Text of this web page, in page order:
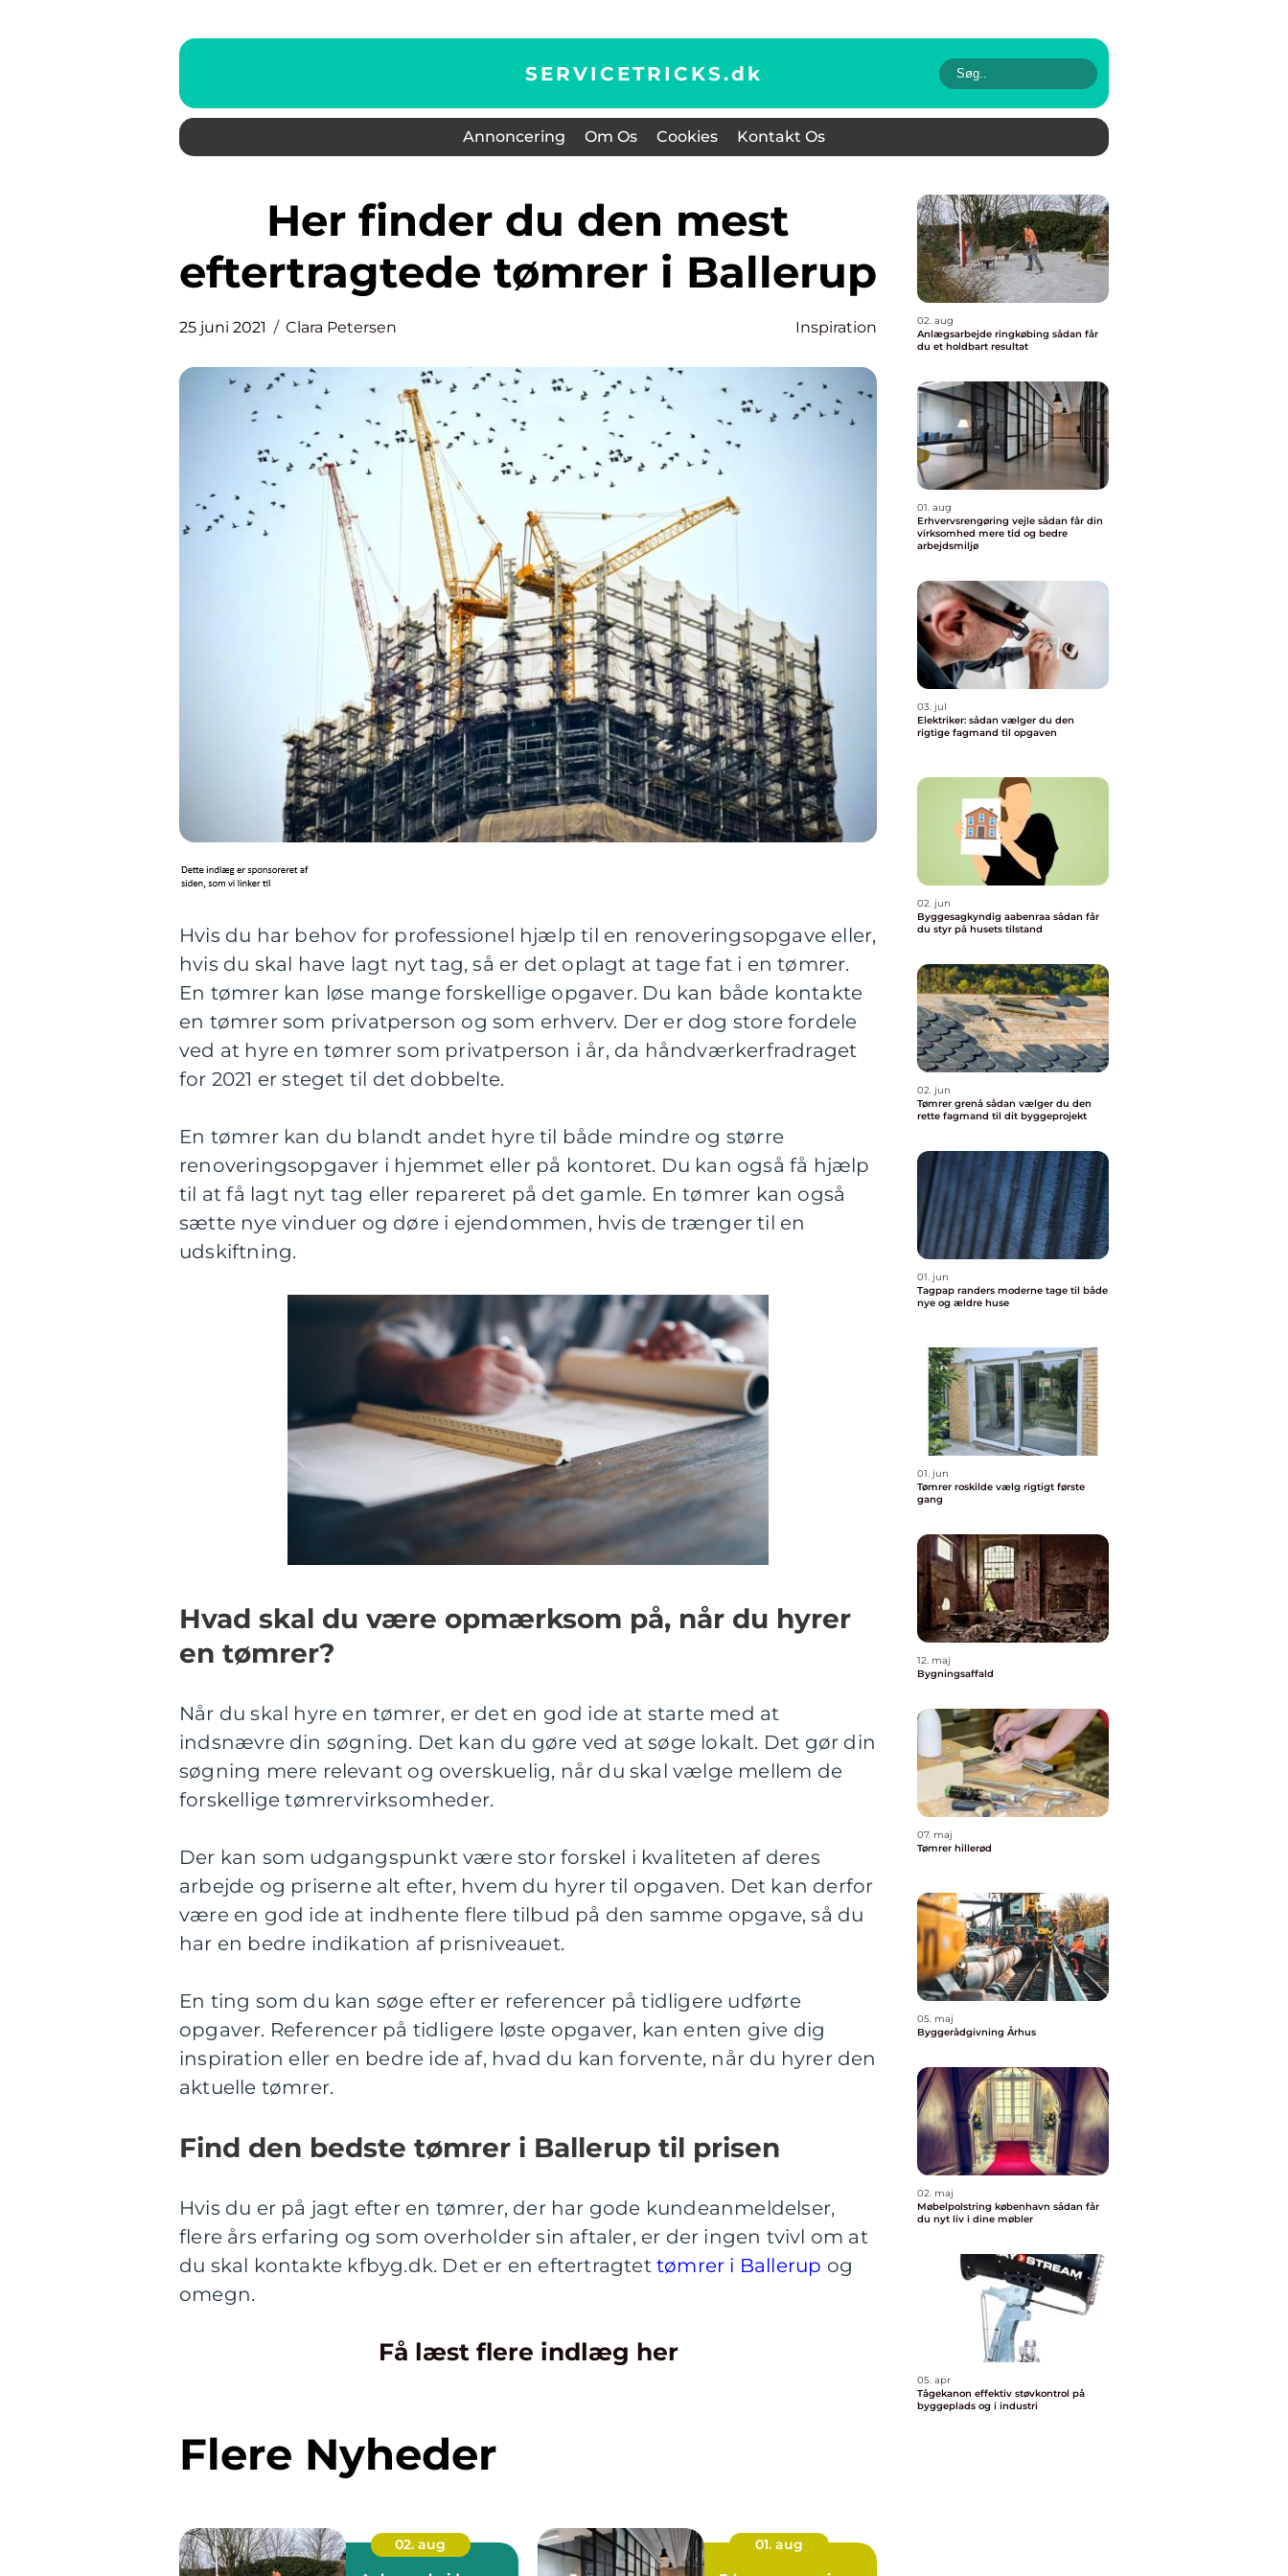
SERVICETRICKS.dk
Annoncering Om Os Cookies Kontakt Os
Her finder du den mest
eftertragtede tømrer i Ballerup
25 juni 2021 Clara Petersen Inspiration
Hvis du har behov for professionel hjælp til en renoveringsopgave eller,
hvis du skal have lagt nyt tag, så er det oplagt at tage fat i en tømrer.
En tømrer kan løse mange forskellige opgaver. Du kan både kontakte
en tømrer som privatperson og som erhverv. Der er dog store fordele
ved at hyre en tømrer som privatperson i år, da håndværkerfradraget
for 2021 er steget til det dobbelte.
En tømrer kan du blandt andet hyre til både mindre og større
renoveringsopgaver i hjemmet eller på kontoret. Du kan også få hjælp
til at få lagt nyt tag eller repareret på det gamle. En tømrer kan også
sætte nye vinduer og døre i ejendommen, hvis de trænger til en
udskiftning.
Hvad skal du være opmærksom på, når du hyrer
en tømrer?
Når du skal hyre en tømrer, er det en god ide at starte med at
indsnævre din søgning. Det kan du gøre ved at søge lokalt. Det gør din
søgning mere relevant og overskuelig, når du skal vælge mellem de
forskellige tømrervirksomheder.
Der kan som udgangspunkt være stor forskel i kvaliteten af deres
arbejde og priserne alt efter, hvem du hyrer til opgaven. Det kan derfor
være en god ide at indhente flere tilbud på den samme opgave, så du
har en bedre indikation af prisniveauet.
En ting som du kan søge efter er referencer på tidligere udførte
opgaver. Referencer på tidligere løste opgaver, kan enten give dig
inspiration eller en bedre ide af, hvad du kan forvente, når du hyrer den
aktuelle tømrer.
Find den bedste tømrer i Ballerup til prisen
Hvis du er på jagt efter en tømrer, der har gode kundeanmeldelser,
flere års erfaring og som overholder sin aftaler, er der ingen tvivl om at
du skal kontakte kfbyg.dk. Det er en eftertragtettømrer i Ballerup og
omegn.
Få læst flere indlæg her
Flere Nyheder
02. aug
01. aug
02. aug
Anlægsarbejde ringkøbing sådan får
du et holdbart resultat
01. aug
Erhvervsrengøring vejle sådan får din
virksomhed mere tid og bedre
arbejdsmiljø
03. jul
Elektriker: sådan vælger du den
rigtige fagmand til opgaven
02. jun
Byggesagkyndig aabenraa sådan får
du styr på husets tilstand
02. jun
Tømrer grenå sådan vælger du den
rette fagmand til dit byggeprojekt
01. jun
Tagpap randers moderne tage til både
nye og ældre huse
01. jun
Tømrer roskilde vælg rigtigt første
gang
12. maj
Bygningsaffald
07. maj
Tømrer hillerød
05. maj
Byggerådgivning Århus
02. maj
Møbelpolstring københavn sådan får
du nyt liv i dine møbler
05. apr
Tågekanon effektiv støvkontrol på
byggeplads og i industri